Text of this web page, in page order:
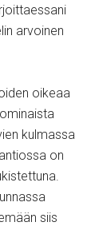
arvoinen
oikeaa
kulmassa
on
siis